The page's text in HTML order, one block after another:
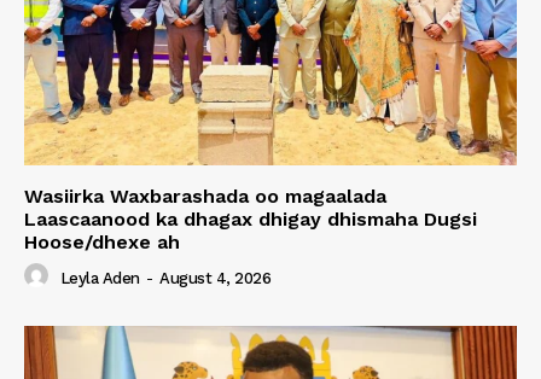
Wasiirka Waxbarashada oo magaalada
Laascaanood ka dhagax dhigay dhismaha Dugsi
Hoose/dhexe ah
Leyla Aden - August 4, 2026